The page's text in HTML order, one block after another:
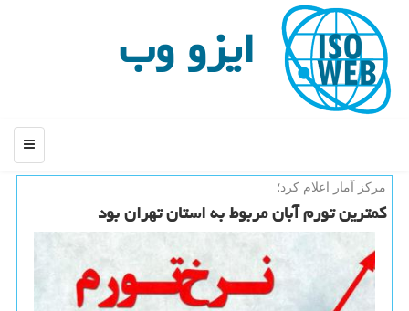
ایزو وب
منو
مركز آمار اعلام كرد؛
كمترین تورم آبان مربوط به استان تهران بود